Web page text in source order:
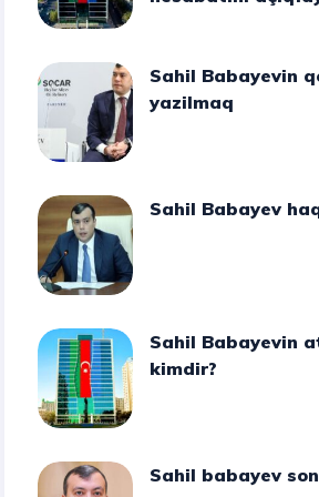
Sahil Babayevin qebuluna
yazilmaq
Sahil Babayev
Sahil Babayevin atası
kimdir?
Sahil babayev